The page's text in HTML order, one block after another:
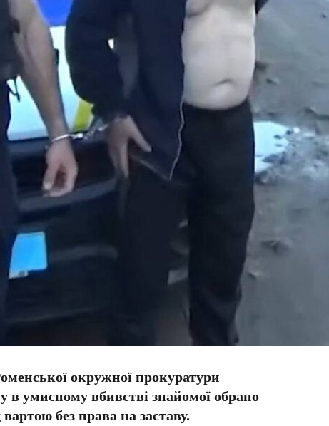
окружної прокуратури
в умисному вбивстві знайомої обрано
без права на заставу.